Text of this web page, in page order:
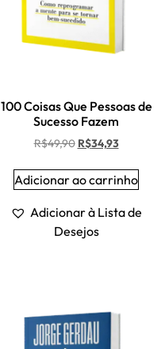
100 Coisas Que Pessoas de
Sucesso Fazem
R$49,90 R$34,93
Adicionar ao carrinho
Adicionar à Lista de
Desejos